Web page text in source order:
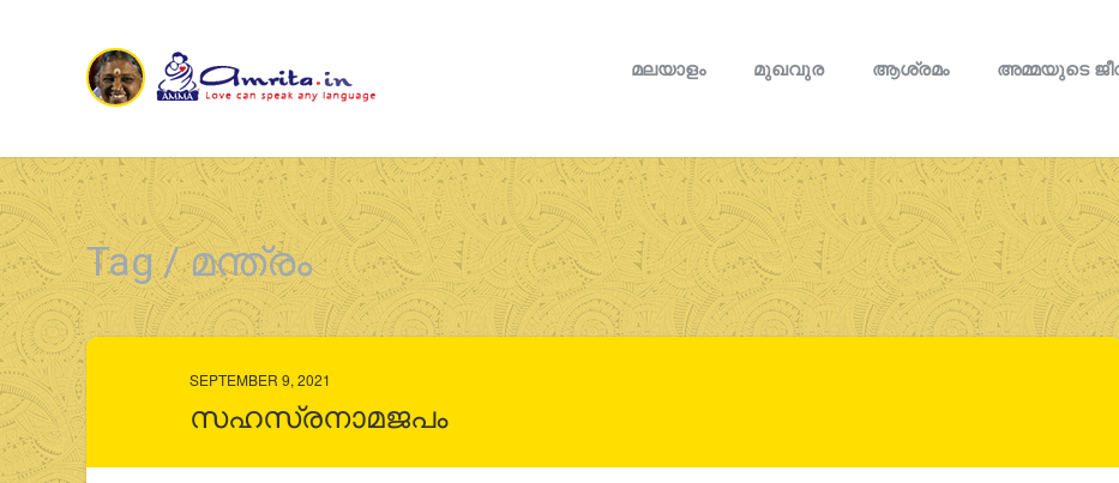
മലയാളം മുഖവുര ആശ്രമം അമ്മയുടെ
Tag / മന്ത്രം
SEPTEMBER 9, 2021
സഹസ്രനാമജപം